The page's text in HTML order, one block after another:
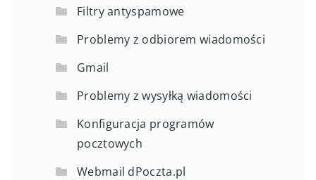
Filtry antyspamowe
Problemy z odbiorem wiadomości
Gmail
Problemy z wysyłką wiadomości
Konfiguracja programów
pocztowych
Webmail dPoczta.pl